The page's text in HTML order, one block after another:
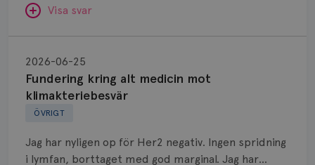
Visa svar
SVAR:
Hej. Oavsett vilken hormonsänkande behandling
(men även cytostatika) man får så kan en del
uppleva negativ påverkan på minnet. Prata din
märke eller annan aromatashämmare. Det kan ofta
ÖVRIGT
Fundering kring alt medicin mot
klimakteriebesvär
2026-06-25
Jag har nyligen op för Her2 negativ. Ingen spridning
i lymfan, borttaget med god marginal. Jag har
kring
medicin